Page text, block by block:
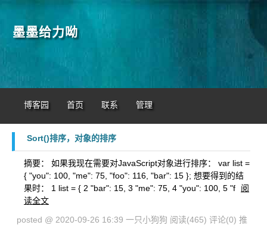
墨墨给力呦
博客园 首页 联系 管理
Sort()排序，对象的排序
摘要： 如果我现在需要对JavaScript对象进行排序： var list =
{ "you": 100, "me": 75, "foo": 116, "bar": 15 }; 想要得到的结
果时： 1 list = { 2 "bar": 15, 3 "me": 75, 4 "you": 100, 5 "f
阅
读全文
posted @ 2020-09-26 16:39 一只小狗狗 阅读(465) 评论(0) 推